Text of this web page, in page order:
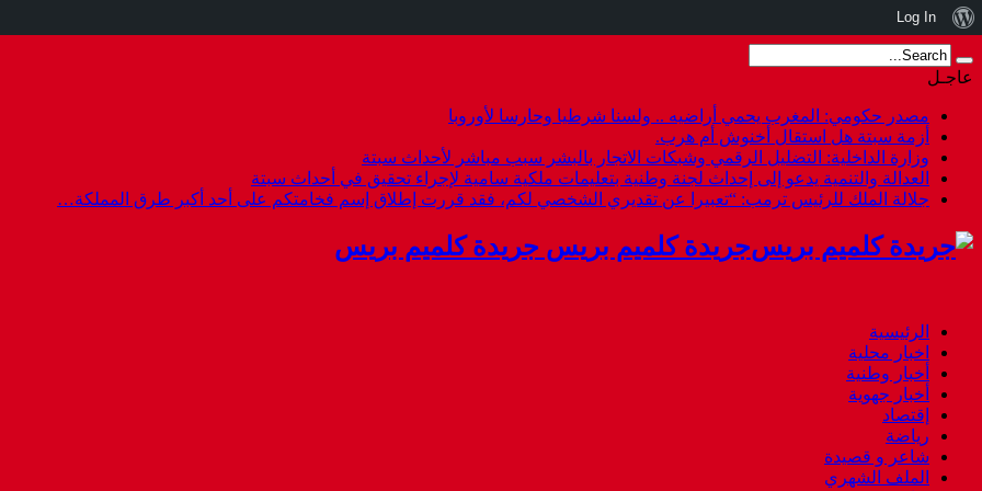
عاجـل
مصدر حكومي: المغرب يحمي أراضيه .. ولسنا شرطيا وحارسا لأوروبا
أزمة سبتة هل استقال أخنوش أم هرب.
وزارة الداخلية: التضليل الرقمي وشبكات الاتجار بالبشر سبب مباشر لأحداث سبتة
العدالة والتنمية يدعو إلى إحداث لجنة وطنية بتعليمات ملكية سامية لإجراء تحقيق في أحداث سبتة
جلالة الملك للرئيس ترمب: “تعبيرا عن تقديري الشخصي لكم، فقد قررت إطلاق إسم فخامتكم على أحد أكبر طرق المملكة…
جريدة كلميم بريس جريدة كلميم بريس
الرئيسية
اخبار محلية
أخبار وطنية
أخبار جهوية
إقتصاد
رياضة
شاعر و قصيدة
الملف الشهري
نبذة
عن
ووردبريس
Log In